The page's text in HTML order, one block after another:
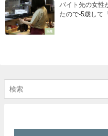
話題
バイト先の女性
たので-5歳して